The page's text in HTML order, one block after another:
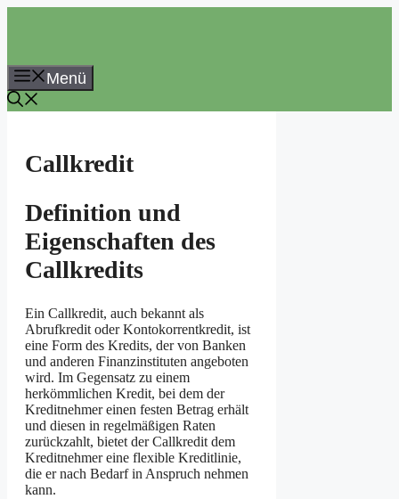
Menü
Callkredit
Definition und
Eigenschaften des
Callkredits
Ein Callkredit, auch bekannt als
Abrufkredit oder Kontokorrentkredit, ist
eine Form des Kredits, der von Banken
und anderen Finanzinstituten angeboten
wird. Im Gegensatz zu einem
herkömmlichen Kredit, bei dem der
Kreditnehmer einen festen Betrag erhält
und diesen in regelmäßigen Raten
zurückzahlt, bietet der Callkredit dem
Kreditnehmer eine flexible Kreditlinie,
die er nach Bedarf in Anspruch nehmen
kann.